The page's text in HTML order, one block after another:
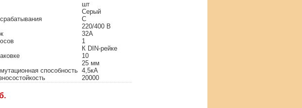
шт
Серый
C
220/400 В
32A
1
К DIN-рейке
10
25 мм
способность 4,5кА
20000